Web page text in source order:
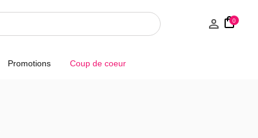
0
Promotions Coup de coeur